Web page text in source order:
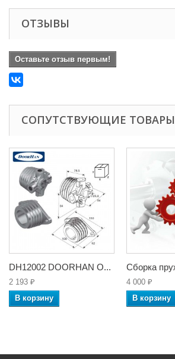
ОТЗЫВЫ
Оставьте отзыв первым!
СОПУТСТВУЮЩИЕ ТОВАРЫ
DH12002 DOORHAN О...
2 193 ₽
В корзину
Сборка
4 000 ₽
В корзину